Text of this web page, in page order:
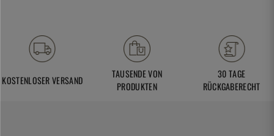
KOSTENLOSER VERSAND
TAUSENDE VON
PRODUKTEN
30 TAGE
RÜCKGABERECHT